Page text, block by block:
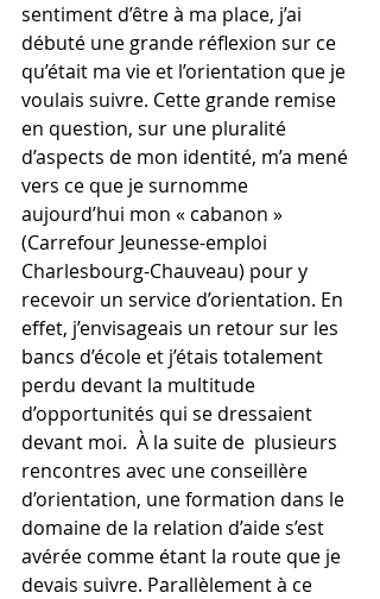
sentiment d’être à ma place, j’ai
débuté une grande réflexion sur ce
qu’était ma vie et l’orientation que je
voulais suivre. Cette grande remise
en question, sur une pluralité
d’aspects de mon identité, m’a mené
vers ce que je surnomme
aujourd’hui mon « cabanon »
(Carrefour Jeunesse-emploi
Charlesbourg-Chauveau) pour y
recevoir un service d’orientation. En
effet, j’envisageais un retour sur les
bancs d’école et j’étais totalement
perdu devant la multitude
d’opportunités qui se dressaient
devant moi.  À la suite de  plusieurs
rencontres avec une conseillère
d’orientation, une formation dans le
domaine de la relation d’aide s’est
avérée comme étant la route que je
devais suivre. Parallèlement à ce